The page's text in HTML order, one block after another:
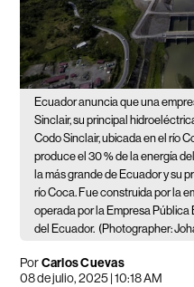
Ecuador anuncia que una
Sinclair, su principal
Codo Sinclair, ubicada en el río
produce el 30 % de la energía
la más grande de Ecuador y su
río Coca. Fue construida por la
operada por la Empresa
del Ecuador. (Photographer:
PorCarlos Cuevas
08 de julio, 2025 | 10:18 AM